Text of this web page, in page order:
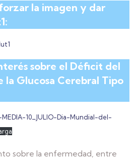
la imagen y dar
sobre el Déficit del
la Glucosa Cerebral Tipo
10_JULIO-Dia-Mundial-del-
sobre la enfermedad, entre